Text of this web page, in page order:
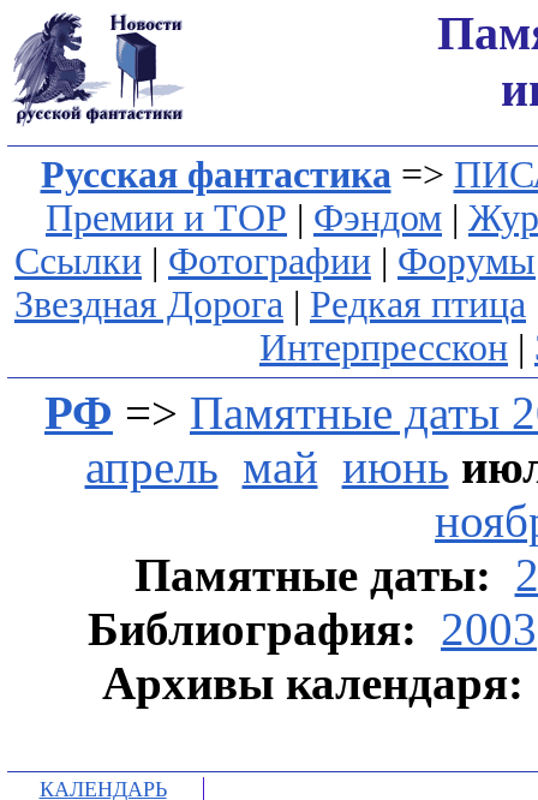
Русская фантастика=>
Премии и ТОР | Фэндом |
Ссылки | Фотографии | Форумы
Звездная Дорога | Редкая птица
Интерпресскон |
РФ => Памятные даты
апрель май июнь
Памятные даты:
Библиография: 2003
Архивы календаря:
КАЛЕНДАРЬ